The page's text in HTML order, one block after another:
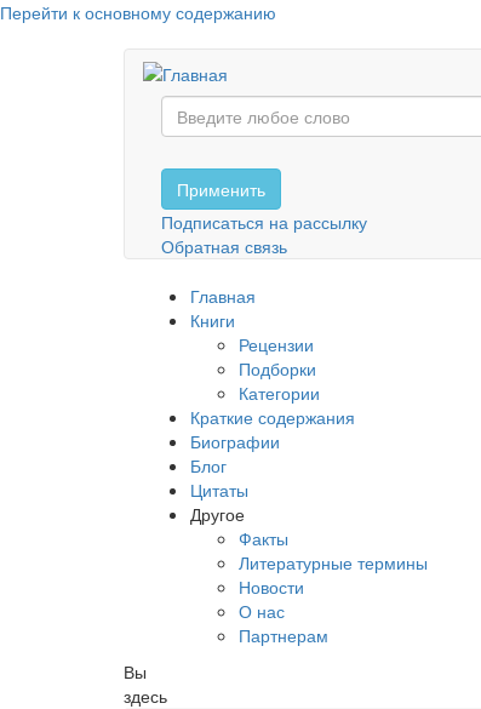
Перейти к основному содержанию
Применить
Подписаться на рассылку
Обратная связь
Главная
Книги
Рецензии
Подборки
Категории
Краткие содержания
Биографии
Блог
Цитаты
Другое
Факты
Литературные термины
Новости
О нас
Партнерам
Вы
здесь